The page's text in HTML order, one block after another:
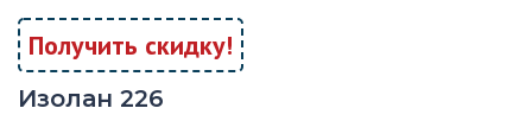
Получить скидку!
Изолан 226